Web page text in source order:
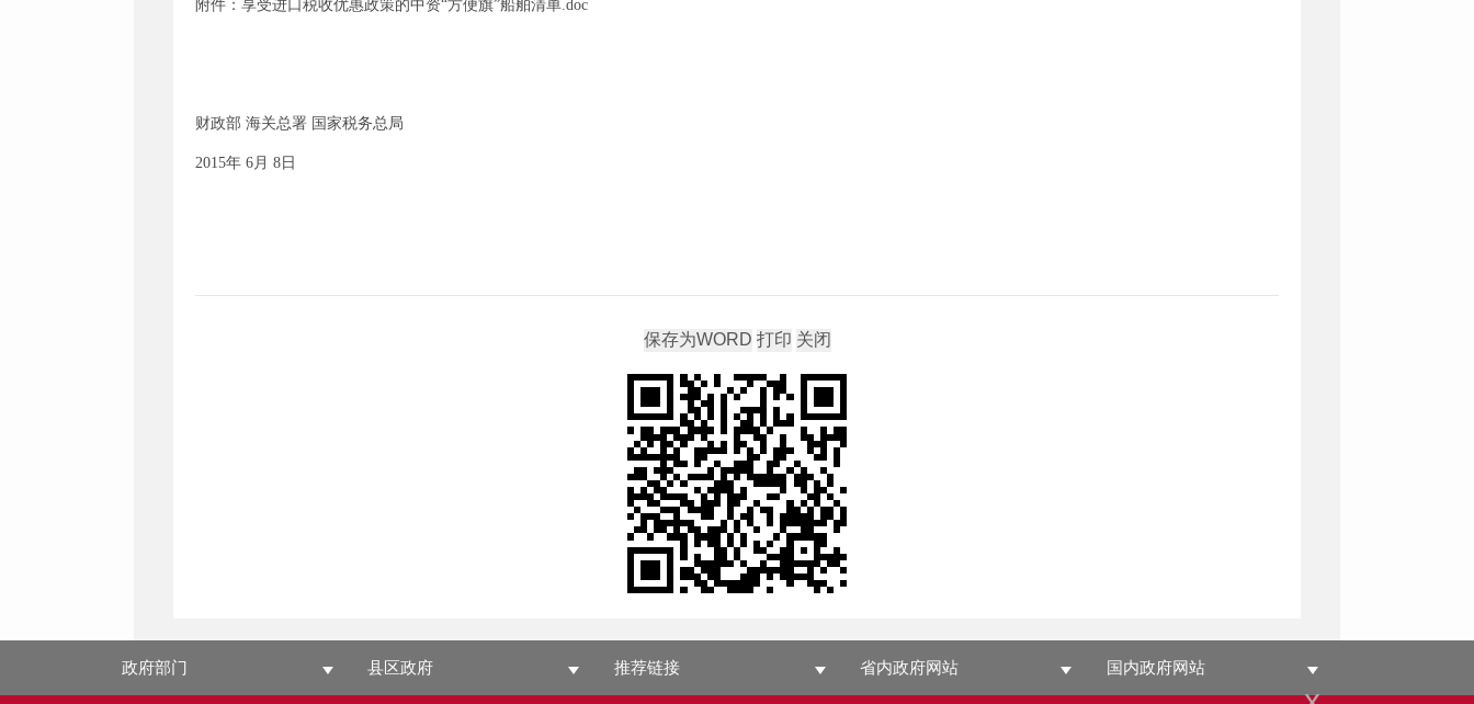
附件：享受进口税收优惠政策的中资“方便旗”船舶清单.doc
财政部 海关总署 国家税务总局
2015年 6月 8日
政府部门 县区政府 推荐链接 省内政府网站 国内政府网站